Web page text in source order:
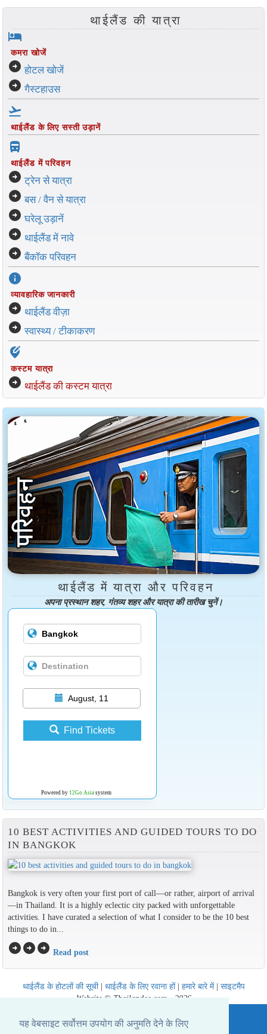
यह वेबसाइट सर्वोत्तम उपयोग की अनुमति देने के लिए
थाईलैंड की यात्रा
hotel
कमरा खोजें
arrow_circle_right होटल खोजें
arrow_circle_right गैस्टहाउस
flight_takeoff
थाईलैंड के लिए सस्ती उड़ानें
directions_bus_filled
थाईलैंड में परिवहन
arrow_circle_right ट्रेन से यात्रा
arrow_circle_right बस / वैन से यात्रा
arrow_circle_right घरेलू उड़ानें
arrow_circle_right थाईलैंड में नावे
arrow_circle_right बैंकॉक परिवहन
info
व्यावहारिक जानकारी
arrow_circle_right थाईलैंड वीज़ा
arrow_circle_right स्वास्थ्य / टीकाकरण
edit_location_alt
कस्टम यात्रा
arrow_circle_right थाईलैंड की कस्टम यात्रा
थाईलैंड में यात्रा और परिवहन
अपना प्रस्थान शहर, गंतव्य शहर और यात्रा की तारीख चुनें।
August, 11
Find Tickets
Powered by 12Go Asiasystem
10 BEST ACTIVITIES AND GUIDED TOURS TO DO
IN BANGKOK
Bangkok is very often your first port of call—or rather, airport of arrival
—in Thailand. It is a highly eclectic city packed with unforgettable
activities. I have curated a selection of what I consider to be the 10 best
things to do in...
arrow_circle_rightarrow_circle_rightarrow_circle_right Read post
थाईलैंड के होटलों की सूची| थाईलैंड के लिए रवाना हों| हमारे बारे में| साइटमैप
Website © Thailandee.com - 2026